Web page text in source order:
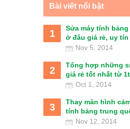
Bài viết nổi bật
1
Sửa máy tính
ở đâu giá rẻ, uy tín
Nov 5, 2014
2
Tổng hợp những
giá rẻ tốt nhất từ
Oct 1, 2014
3
Thay màn hình
tính bảng trung
Nov 12, 2014